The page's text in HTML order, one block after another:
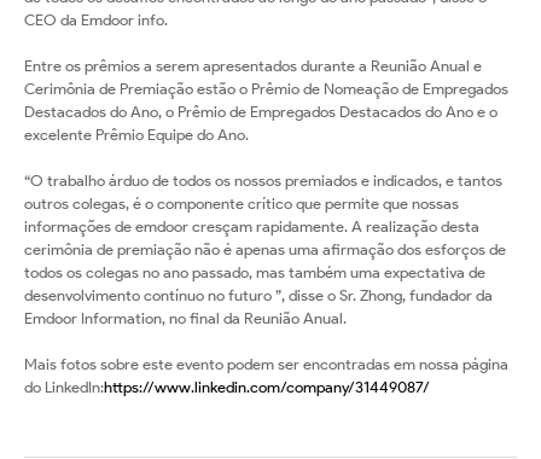
CEO da Emdoor info.
Entre os prêmios a serem apresentados durante a Reunião Anual e
Cerimônia de Premiação estão o Prêmio de Nomeação de Empregados
Destacados do Ano, o Prêmio de Empregados Destacados do Ano e o
excelente Prêmio Equipe do Ano.
“O trabalho árduo de todos os nossos premiados e indicados, e tantos
outros colegas, é o componente crítico que permite que nossas
informações de emdoor cresçam rapidamente. A realização desta
cerimônia de premiação não é apenas uma afirmação dos esforços de
todos os colegas no ano passado, mas também uma expectativa de
desenvolvimento contínuo no futuro ”, disse o Sr. Zhong, fundador da
Emdoor Information, no final da Reunião Anual.
Mais fotos sobre este evento podem ser encontradas em nossa página
do LinkedIn:https://www.linkedin.com/company/31449087/